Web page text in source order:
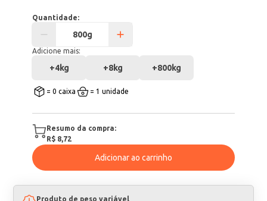
Quantidade:
Adicione mais:
+4kg +8kg +800kg
= 0 caixa = 1 unidade
Resumo da compra:
R$ 8,72
Adicionar ao carrinho
Produto de peso variável